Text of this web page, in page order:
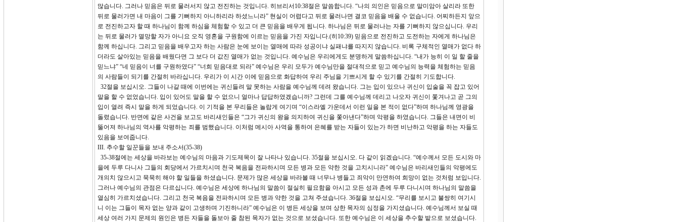
많습니다. 그러나 믿음은 뒤로 물러서지 않고 전진하는 것입니다. 히브리서10:38절은 말씀합니다. “나의 의인은 믿음으로 말미암아 살리라 또한
뒤로 물러가면 내 마음이 그를 기뻐하지 아니하리라 하셨느니라” 현실이 어렵다고 뒤로 물러나면 결코 믿음을 배울 수 없습니다. 어찌하든지 앞으
로 전진하고자 할 때 하나님이 함께 하심을 체험할 수 있고 더 큰 믿음을 배우게 됩니다. 하나님은 뒤로 물러나는 자를 기뻐하지 않으십니다. 우리
는 뒤로 물러가 멸망할 자가 아니요 오직 영혼을 구원함에 이르는 믿음을 가진 자입니다.(히10:39) 믿음으로 전진하고 도전하는 자에게 하나님은
함께 하십니다. 그리고 믿음을 배우고자 하는 사람은 눈에 보이는 열매에 따라 성공이냐 실패냐를 따지지 않습니다. 비록 구체적인 열매가 없다 하
더라도 살아있는 믿음을 배웠다면 그 보다 더 값진 열매가 없는 것입니다. 예수님은 우리에게도 분명하게 말씀하십니다. “내가 능히 이 일 할 줄을
믿느냐” “네 믿음이 너를 구원하였다” “너희 믿음대로 되라” 예수님은 우리 모두가 예수님만을 절대적으로 믿고 예수님의 능력을 체험하는 믿음
의 사람들이 되기를 간절히 바라십니다. 우리가 이 시간 이에 믿음으로 화답하여 우리 주님을 기쁘시게 할 수 있기를 간절히 기도합니다.
32절을 보십시오. 그들이 나갈 때에 이번에는 귀신들려 말 못하는 사람을 예수님께 데려 왔습니다. 그는 입이 있으나 귀신이 입술을 꼭 잡고 있어
말을 할 수 없었습니다. 입이 있어도 말을 할 수 없으니 얼마나 답답하였겠습니까? 그런데 그를 예수님께 데리고 나오자 귀신이 쫓겨나고 곧 그의
입이 열려 즉시 말을 하게 되었습니다. 이 기적을 본 무리들은 놀랍게 여기며 “이스라엘 가운데서 이런 일을 본 적이 없다”하며 하나님께 영광을
돌렸습니다. 반면에 같은 사건을 보고도 바리새인들은 “그가 귀신의 왕을 의지하여 귀신을 쫓아낸다”하며 악평을 하였습니다. 그들은 내면이 비
뚤어져 하나님의 역사를 악평하는 죄를 범했습니다. 이처럼 메시아 사역을 통하여 은혜를 받는 자들이 있는가 하면 비난하고 악평을 하는 자들도
있음을 보여줍니다.
III. 추수할 일꾼들을 보내 주소서(35-38)
35-38절에는 세상을 바라보는 예수님의 마음과 기도제목이 잘 나타나 있습니다. 35절을 보십시오. 다 같이 읽겠습니다. “예수께서 모든 도시와 마
을에 두루 다니사 그들의 회당에서 가르치시며 천국 복음을 전파하시며 모든 병과 모든 약한 것을 고치시니라” 예수님은 바리새인들의 악평에도
개의치 않으시고 묵묵히 해야 할 일들을 하셨습니다. 문제가 많은 세상을 바라볼 때 너무나 병들고 죄악이 만연하여 희망이 없는 것처럼 보입니다.
그러나 예수님의 관점은 다르십니다. 예수님은 세상에 하나님의 말씀이 절실히 필요함을 아시고 모든 성과 촌에 두루 다니시며 하나님의 말씀을
열심히 가르치셨습니다. 그리고 천국 복음을 전파하시며 모든 병과 약한 것을 고쳐 주셨습니다. 36절을 보십시오. “무리를 보시고 불쌍히 여기시
니 이는 그들이 목자 없는 양과 같이 고생하며 기진하니라” 예수님은 이 병든 세상을 보며 상한 목자의 심정을 가지셨습니다. 예수님께서 보실 때
세상 여러 가지 문제의 원인은 병든 자들을 돌보아 줄 참된 목자가 없는 것으로 보셨습니다. 또한 예수님은 이 세상을 추수할 밭으로 보셨습니다.